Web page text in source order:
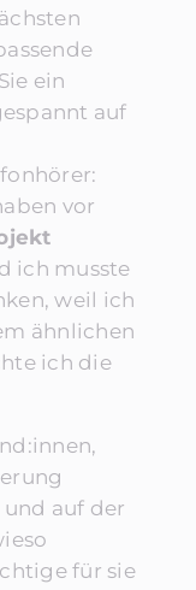
ein
auf
vor
ich musste
weil ich
ähnlichen
ich die
auf der
für sie